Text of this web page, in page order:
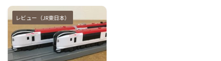
レビュー（JR東日本）